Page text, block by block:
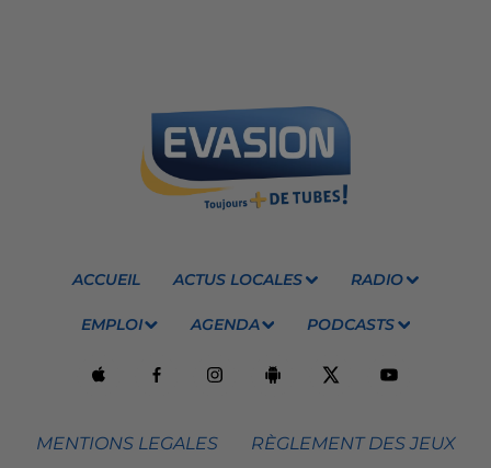
ACCUEIL ACTUS LOCALES RADIO
EMPLOI AGENDA PODCASTS
MENTIONS LEGALES RÈGLEMENT DES JEUX